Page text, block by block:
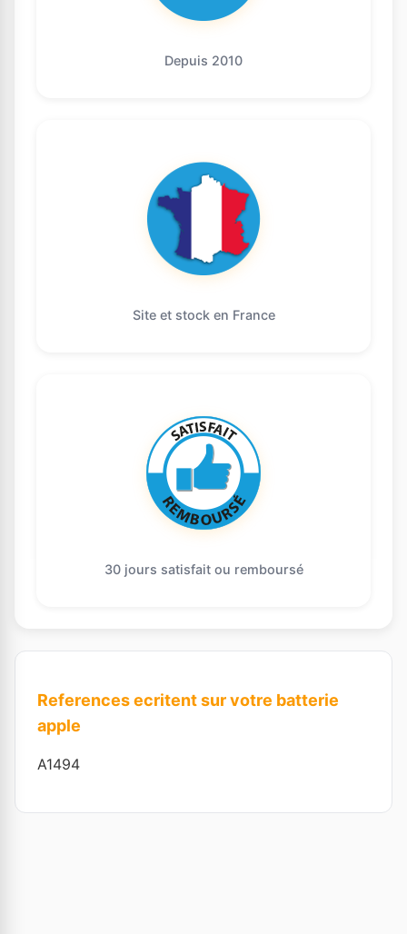
Depuis 2010
Site et stock en France
30 jours satisfait ou remboursé
References ecritent sur votre batterie
apple
A1494